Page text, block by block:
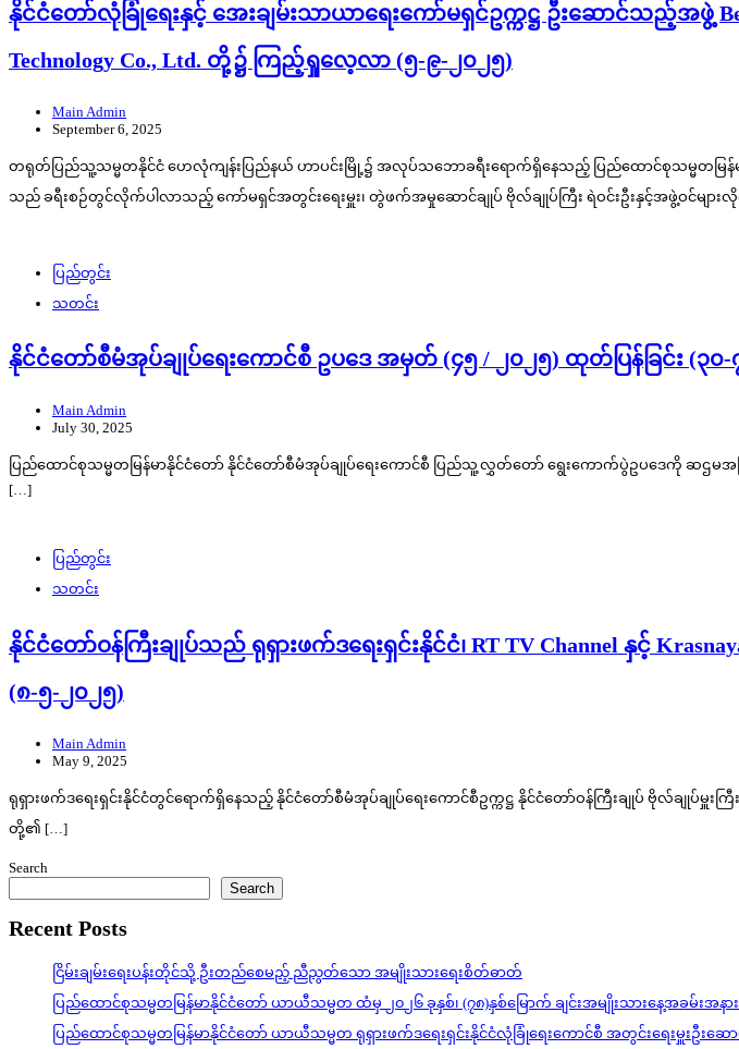
နိုင်ငံတော်လုံခြုံရေးနှင့် အေးချမ်းသာယာရေးကော်မရှင်ဥက္ကဋ္ဌ ဦးဆောင်သည့်အဖွဲ့
Technology Co., Ltd. တို့၌ ကြည့်ရှုလေ့လာ (၅-၉-၂၀၂၅)
Main Admin
September 6, 2025
တရုတ်ပြည်သူ့သမ္မတနိုင်ငံ ဟေလုံကျန်းပြည်နယ် ဟာပင်းမြို့၌ အလုပ်သဘောခရီးရောက်ရှိနေသည့် ပြည်ထောင်စုသမ္မတမြန်မ
သည် ခရီးစဉ်တွင်လိုက်ပါလာသည့် ကော်မရှင်အတွင်းရေးမှူး၊ တွဲဖက်အမှုဆောင်ချုပ် ဗိုလ်ချုပ်ကြီး ရဲဝင်းဦးနှင့်အဖွဲ့ဝင်များ
ပြည်တွင်း
သတင်း
နိုင်ငံတော်စီမံအုပ်ချုပ်ရေးကောင်စီ ဥပဒေ အမှတ် (၄၅ / ၂၀၂၅) ထုတ်ပြန်ခြင်း (၃၀-
Main Admin
July 30, 2025
ပြည်ထောင်စုသမ္မတမြန်မာနိုင်ငံတော် နိုင်ငံတော်စီမံအုပ်ချုပ်ရေးကောင်စီ ပြည်သူ့လွှတ်တော် ရွေးကောက်ပွဲဥပဒေကို ဆဌမအ
[…]
ပြည်တွင်း
သတင်း
နိုင်ငံတော်ဝန်ကြီးချုပ်သည် ရုရှားဖက်ဒရေးရှင်းနိုင်ငံ၊ RT TV Channel နှင့်
(၈-၅-၂၀၂၅)
Main Admin
May 9, 2025
ရုရှားဖက်ဒရေးရှင်းနိုင်ငံတွင်ရောက်ရှိနေသည့် နိုင်ငံတော်စီမံအုပ်ချုပ်ရေးကောင်စီဥက္ကဋ္ဌ နိုင်ငံတော်ဝန်ကြီးချုပ် ဗိုလ်ချုပ်မှူးကြီ
တို့၏ […]
Search
Search
Recent Posts
ငြိမ်းချမ်းရေးပန်းတိုင်သို့ ဦးတည်စေမည့် ညီညွတ်သော အမျိုးသားရေးစိတ်ဓာတ်
ပြည်ထောင်စုသမ္မတမြန်မာနိုင်ငံတော် ယာယီသမ္မတ ထံမှ ၂၀၂၆ ခုနှစ်၊ (၇၈)နှစ်မြောက် ချင်းအမျိုးသားနေ့အခမ်း
ပြည်ထောင်စုသမ္မတမြန်မာနိုင်ငံတော် ယာယီသမ္မတ ရုရှားဖက်ဒရေးရှင်းနိုင်ငံလုံခြုံရေးကောင်စီ အတွင်းရေးမှူ